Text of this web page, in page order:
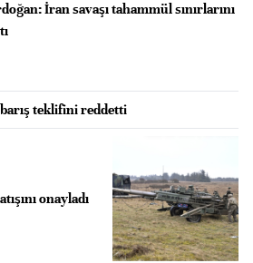
İran savaşı tahammül sınırlarını
teklifini reddetti
onayladı